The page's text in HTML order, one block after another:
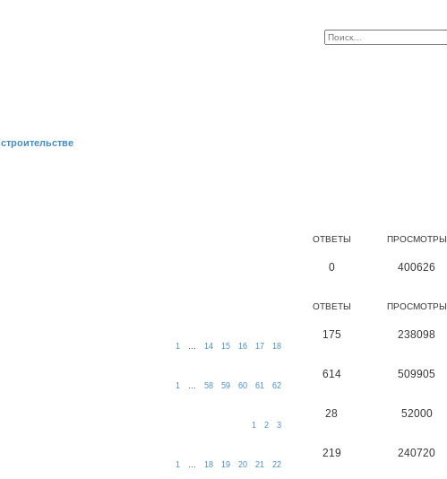
ОТВЕТЫ ПРОСМОТРЫ
0 400626
ОТВЕТЫ ПРОСМОТРЫ
1 14 15 16 17 18
175 238098
1 58 59 60 61 62
614 509905
1 2 3
28 52000
1 18 19 20 21 22
219 240720